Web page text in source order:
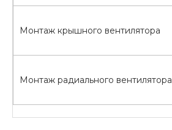
Монтаж крышного вентилятора
Монтаж радиального вентилятора